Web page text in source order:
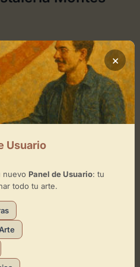
Montes
×
interactuar
Mapa
×
Usuario
nuevo Panel de Usuario: tu
todo tu arte.